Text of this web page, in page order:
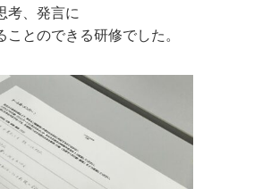
考、発言に
ことのできる研修でした。